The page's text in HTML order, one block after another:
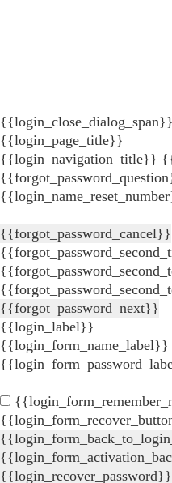
{{login_close_dialog_span}}
{{login_page_title}}
{{login_navigation_title}}
{{forgot_password_cancel}}
{{forgot_password_next}}
{{login_label}}
{{login_form_name_label}}
{{login_recover_password}}